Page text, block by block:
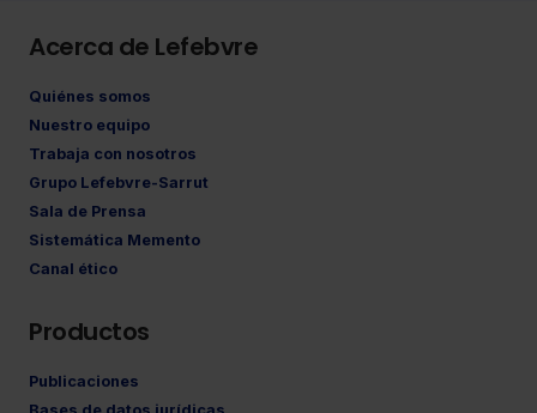
Acerca de Lefebvre
Quiénes somos
Nuestro equipo
Trabaja con nosotros
Grupo Lefebvre-Sarrut
Sala de Prensa
Sistemática Memento
Canal ético
Productos
Publicaciones